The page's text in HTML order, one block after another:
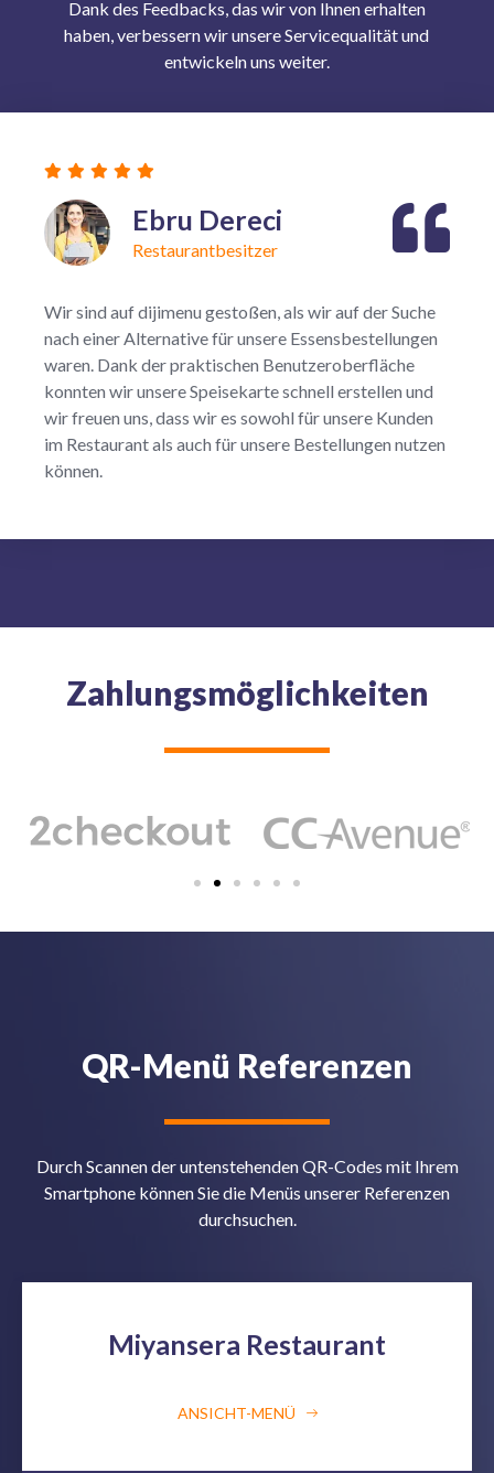
Ebru Dereci
Restaurantbesitzer
Wir sind auf dijimenu gestoßen, als wir auf der Suche
nach einer Alternative für unsere Essensbestellungen
waren. Dank der praktischen Benutzeroberfläche
konnten wir unsere Speisekarte schnell erstellen und
wir freuen uns, dass wir es sowohl für unsere Kunden
im Restaurant als auch für unsere Bestellungen nutzen
können.
Dank des Feedbacks, das wir von Ihnen erhalten
haben, verbessern wir unsere Servicequalität und
entwickeln uns weiter.
Zahlungsmöglichkeiten
QR-Menü Referenzen
Durch Scannen der untenstehenden QR-Codes mit Ihrem
Smartphone können Sie die Menüs unserer Referenzen
durchsuchen.
Miyansera Restaurant
ANSICHT-MENÜ